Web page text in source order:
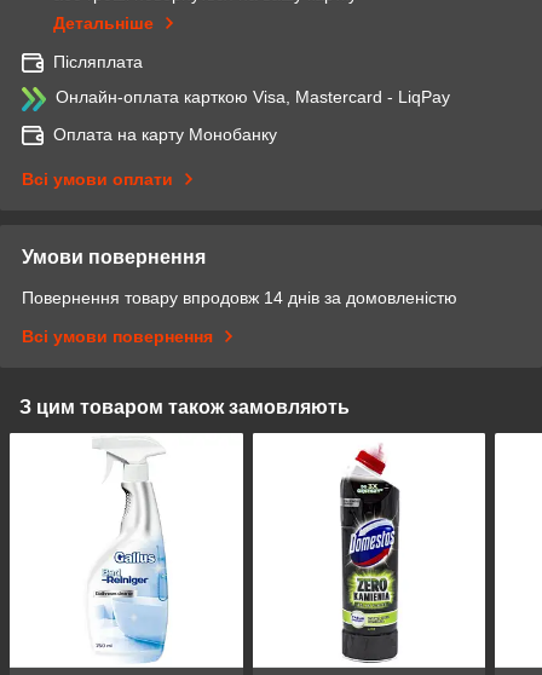
Детальніше
Післяплата
Онлайн-оплата карткою Visa, Mastercard - LiqPay
Оплата на карту Монобанку
Всі умови оплати
Умови повернення
Повернення товару впродовж 14 днів за домовленістю
Всі умови повернення
З цим товаром також замовляють